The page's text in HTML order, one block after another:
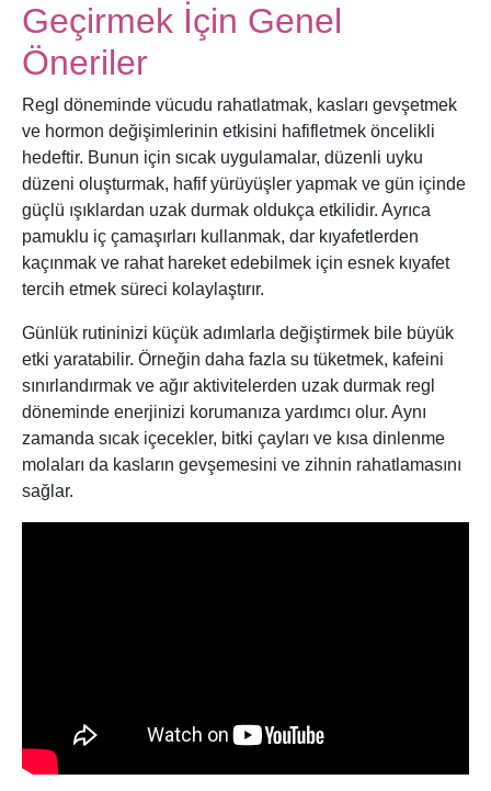
Geçirmek İçin Genel
Öneriler
Regl döneminde vücudu rahatlatmak, kasları gevşetmek
ve hormon değişimlerinin etkisini hafifletmek öncelikli
hedeftir. Bunun için sıcak uygulamalar, düzenli uyku
düzeni oluşturmak, hafif yürüyüşler yapmak ve gün içinde
güçlü ışıklardan uzak durmak oldukça etkilidir. Ayrıca
pamuklu iç çamaşırları kullanmak, dar kıyafetlerden
kaçınmak ve rahat hareket edebilmek için esnek kıyafet
tercih etmek süreci kolaylaştırır.
Günlük rutininizi küçük adımlarla değiştirmek bile büyük
etki yaratabilir. Örneğin daha fazla su tüketmek, kafeini
sınırlandırmak ve ağır aktivitelerden uzak durmak regl
döneminde enerjinizi korumanıza yardımcı olur. Aynı
zamanda sıcak içecekler, bitki çayları ve kısa dinlenme
molaları da kasların gevşemesini ve zihnin rahatlamasını
sağlar.